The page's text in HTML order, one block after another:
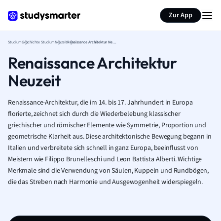
Zur App
StudiumGeschichte StudiumNeuzeit Renaissance Architektur Neuzeit
Renaissance Architektur
Neuzeit
Renaissance-Architektur, die im 14. bis 17. Jahrhundert in Europa
florierte, zeichnet sich durch die Wiederbelebung klassischer
griechischer und römischer Elemente wie Symmetrie, Proportion und
geometrische Klarheit aus. Diese architektonische Bewegung begann in
Italien und verbreitete sich schnell in ganz Europa, beeinflusst von
Meistern wie Filippo Brunelleschi und Leon Battista Alberti. Wichtige
Merkmale sind die Verwendung von Säulen, Kuppeln und Rundbögen,
die das Streben nach Harmonie und Ausgewogenheit widerspiegeln.